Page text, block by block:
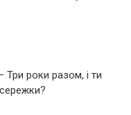
Три роки разом, і ти